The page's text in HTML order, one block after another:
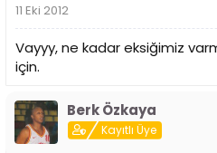
11 Eki 2012
Vayyy, ne kadar eksiğimiz
için.
Berk Özkaya
Kayıtlı Üye